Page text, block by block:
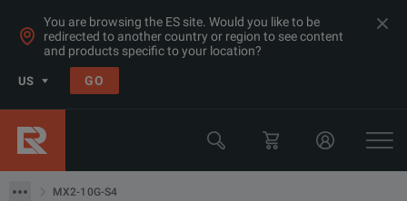
You are browsing the ES site. Would you like to be
redirected to another country or region to see content
and products specific to your location?
US GO
MX2-10G-S4
Prueba de comunicación de datos (Ethernet / SDH / Sonet)
Prueba de carga de hardware